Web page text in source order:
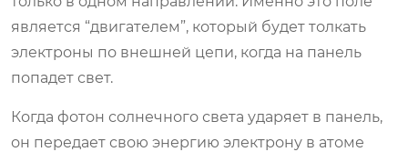
является “двигателем”, который будет толкать
электроны по внешней цепи, когда на панель
попадет свет.
Когда фотон солнечного света ударяет в панель,
он передает свою энергию электрону в атоме